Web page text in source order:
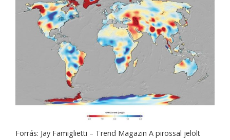
Forrás: Jay Famiglietti – Trend Magazin A pirossal jelölt